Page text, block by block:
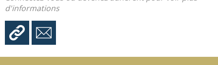
d'informations